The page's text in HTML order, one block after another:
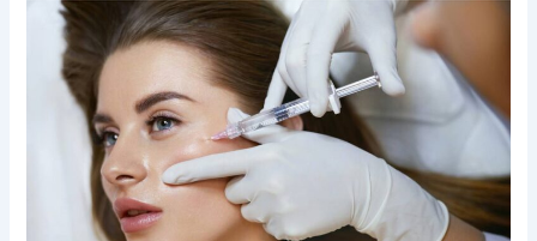
Rawatan
Collagen
Booster
Natural?